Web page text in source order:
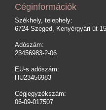
Céginformációk
Székhely, telephely:
6724 Szeged, Kenyérgyári út
Adószám:
23456983-2-06
EU-s adószám:
HU23456983
Cégjegyzékszám:
06-09-017507